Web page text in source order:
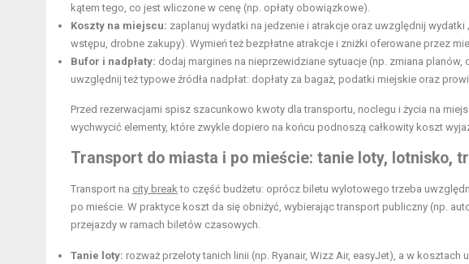
kątem tego, co jest wliczone w cenę (np. opłaty obowiązkowe).
Koszty na miejscu: zaplanuj wydatki na jedzenie i atrakcje oraz uwzględnij
wstępu, drobne zakupy). Wymień też bezpłatne atrakcje i zniżki oferowane przez
Bufor i nadpłaty: dodaj margines na nieprzewidziane sytuacje (np. zmiana
uwzględnij też typowe źródła nadpłat: dopłaty za bagaż, podatki miejskie oraz
Przed rezerwacjami spisz szacunkowo kwoty dla transportu, noclegu i życia na
wychwycić elementy, które zwykle dopiero na końcu podnoszą całkowity koszt
Transport do miasta i po mieście: tanie loty, lotnisko,
Transport na city break to część budżetu: oprócz biletu wylotowego trzeba
po mieście. W praktyce koszt da się obniżyć, wybierając transport publiczny (np.
przejazdy w ramach biletów czasowych.
Tanie loty: rozważ przeloty tanich linii (np. Ryanair, Wizz Air, easyJet), a w